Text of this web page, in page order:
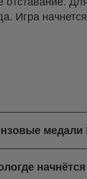
Игра
медали